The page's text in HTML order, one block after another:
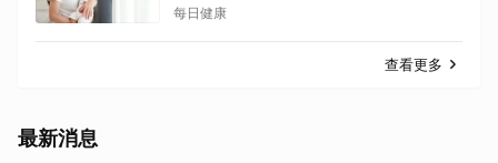
焦慮
每日健康
查看更多
最新消息